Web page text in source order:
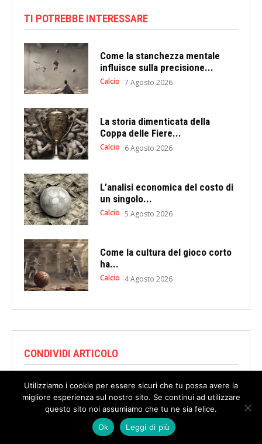
TI POTREBBE INTERESSARE
Come la stanchezza mentale
influisce sulla precisione...
Calcio 7 Agosto 2026
La storia dimenticata della
Coppa delle Fiere...
Calcio 6 Agosto 2026
L’analisi economica del costo di
un singolo...
Calcio 5 Agosto 2026
Come la cultura del gioco corto
ha...
Calcio 4 Agosto 2026
CONDIVIDI ARTICOLO
Utilizziamo i cookie per essere sicuri che tu possa avere la
migliore esperienza sul nostro sito. Se continui ad utilizzare
questo sito noi assumiamo che tu ne sia felice.
Ok
Leggi di più